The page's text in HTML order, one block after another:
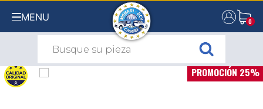
MENU 0
0
PROMOCIÓN 25%